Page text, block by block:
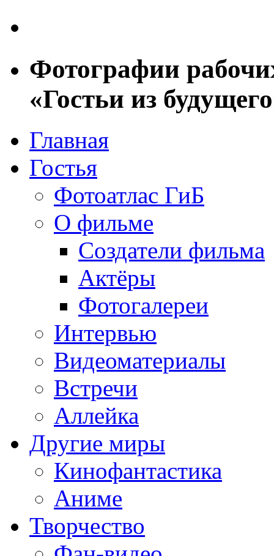
Фотографии
«Гостьи из
Главная
Гостья
Фотоатлас ГиБ
О фильме
Создатели фильма
Актёры
Фотогалереи
Интервью
Видеоматериалы
Встречи
Аллейка
Другие миры
Кинофантастика
Аниме
Творчество